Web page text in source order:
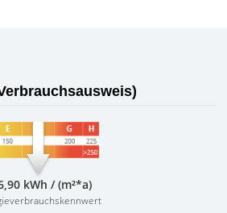
kWh / (m²*a)